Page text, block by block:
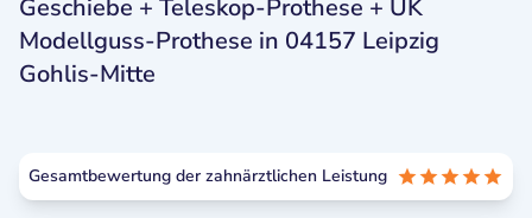
Geschiebe + Teleskop-Prothese + UK
Modellguss-Prothese in 04157 Leipzig
Gohlis-Mitte
Gesamtbewertung der zahnärztlichen Leistung